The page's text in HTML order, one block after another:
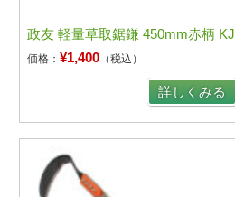
政友 軽量草取鋸鎌 450mm赤柄
価格：¥1,400 （税込）
詳しくみる